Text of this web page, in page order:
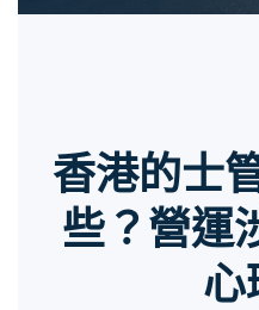
香港的士
些？營運
心